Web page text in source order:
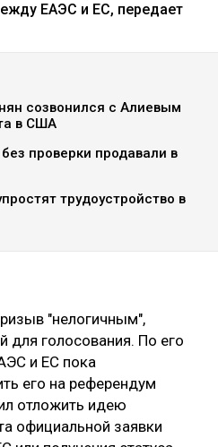
ЕАЭС и ЕС, передает
созвонился с Алиевым
в США
проверки продавали в
трудоустройство в
"нелогичным",
для голосования. По его
и ЕС пока
его на референдум
отложить идею
официальной заявки